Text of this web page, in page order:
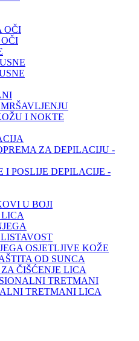
OČI
I NOKTE
ZA DEPILACIJU -
I POSLIJE DEPILACIJE -
U BOJI
OSJETLJIVE KOŽE
OD SUNCA
ČIŠĆENJE LICA
TRETMANI
TRETMANI LICA